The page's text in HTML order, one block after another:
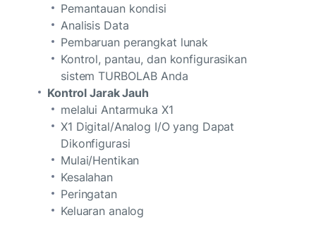
Pemantauan kondisi
Analisis Data
Pembaruan perangkat lunak
Kontrol, pantau, dan konfigurasikan
sistem TURBOLAB Anda
Kontrol Jarak Jauh
melalui Antarmuka X1
X1 Digital/Analog I/O yang Dapat
Dikonfigurasi
Mulai/Hentikan
Kesalahan
Peringatan
Keluaran analog